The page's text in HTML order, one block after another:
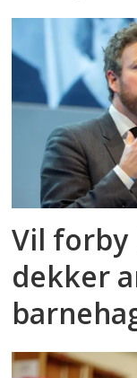
Vil forby
dekker